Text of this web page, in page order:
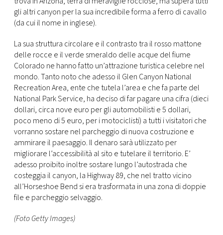
CONSIGLIA
gli altri canyon per la sua incredibile forma a ferro di cavallo
(da cui il nome in inglese).
La sua struttura circolare e il contrasto tra il rosso mattone
delle rocce e il verde smeraldo delle acque del fiume
Colorado ne hanno fatto un’attrazione turistica celebre nel
mondo. Tanto noto che adesso il Glen Canyon National
Recreation Area, ente che tutela l’area e che fa parte del
National Park Service, ha deciso di far pagare una cifra (dieci
dollari, circa nove euro per gli automobilisti e 5 dollari,
poco meno di 5 euro, per i motociclisti) a tutti i visitatori che
vorranno sostare nel parcheggio di nuova costruzione e
ammirare il paesaggio. Il denaro sarà utilizzato per
migliorare l’accessibilità al sito e tutelare il territorio. E’
adesso proibito inoltre sostare lungo l’autostrada che
costeggia il canyon, la Highway 89, che nel tratto vicino
all’Horseshoe Bend si era trasformata in una zona di doppie
file e parcheggio selvaggio.
(Foto Getty Images)